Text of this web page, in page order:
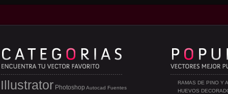
RAMAS DE PINO Y
HUEVOS
Illustrator Photoshop Autocad Fuentes